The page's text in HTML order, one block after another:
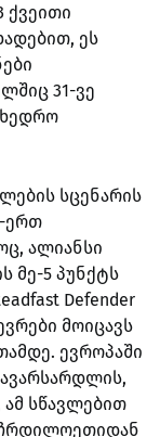
ქვეითი
ეს
31-ვე
სცენარის
ერთ
ალიანსი
მე-5 პუნქტს
Defender
მოიცავს
ევროპაში
სწავლებით
ჩრდილოეთიდან